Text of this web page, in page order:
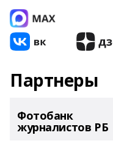
Партнеры
Фотобанк
журналистов РБ